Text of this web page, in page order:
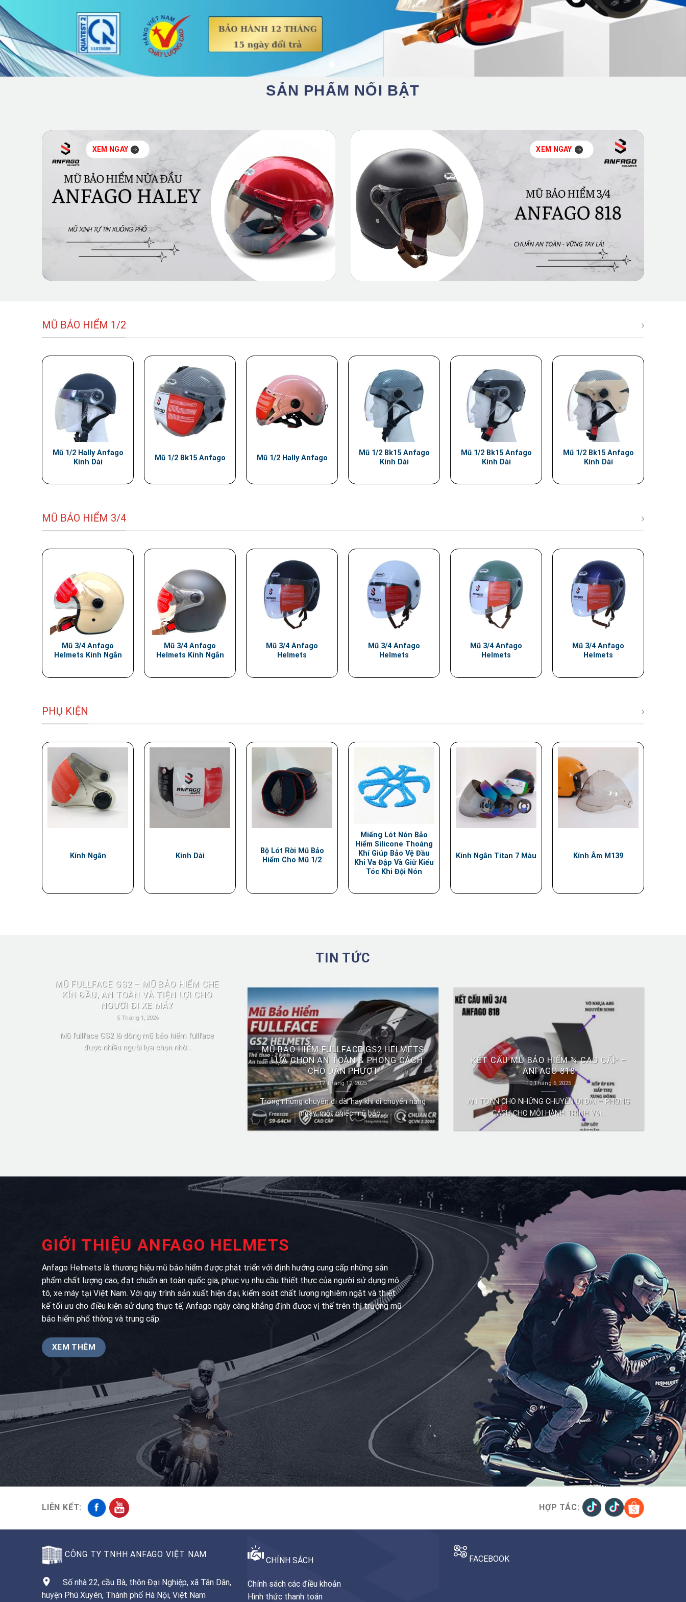
SẢN PHẨM NỔI BẬT
XEM NGAY XEM NGAY
MŨ BẢO HIỂM 1/2
Mũ 1/2 Hally Anfago
Kính Dài
Mũ 1/2 Bk15 Anfago Mũ 1/2 Hally Anfago
Mũ 1/2 Bk15 Anfago
Kính Dài
Mũ 1/2 Bk15 Anfago
Kính Dài
Mũ 1/2 Bk15 Anfago
Kính Dài
MŨ BẢO HIỂM 3/4
Mũ 3/4 Anfago
Helmets Kính Ngắn
Mũ 3/4 Anfago
Helmets Kính Ngắn
Mũ 3/4 Anfago
Helmets
Mũ 3/4 Anfago
Helmets
Mũ 3/4 Anfago
Helmets
Mũ 3/4 Anfago
Helmets
PHỤ KIỆN
Kính Ngắn Kính Dài
Bộ Lót Rời Mũ Bảo
Hiểm Cho Mũ 1/2
Miếng Lót Nón Bảo
Hiểm Silicone Thoáng
Khí Giúp Bảo Vệ Đầu
Khi Va Đập Và Giữ Kiểu
Tóc Khi Đội Nón
Kính Ngắn Titan 7 Màu Kính Âm M139
TIN TỨC
MŨ FULLFACE GS2 – MŨ BẢO HIỂM CHE
KÍN ĐẦU, AN TOÀN VÀ TIỆN LỢI CHO
NGƯỜI ĐI XE MÁY
5 Tháng 1, 2026
Mũ fullface GS2 là dòng mũ bảo hiểm fullface
được nhiều người lựa chọn nhờ...
MŨ BẢO HIỂM FULLFACE GS2 HELMETS
– LỰA CHỌN AN TOÀN & PHONG CÁCH
CHO DÂN PHƯỢT
17 Tháng 12, 2025
Trong những chuyến đi dài hay khi di chuyển hằng
ngày, một chiếc mũ bảo...
KẾT CẤU MŨ BẢO HIỂM ¾ CAO CẤP –
ANFAGO 818
10 Tháng 6, 2025
AN TOÀN CHO NHỮNG CHUYẾN ĐI DÀI – PHONG
CÁCH CHO MỖI HÀNH TRÌNH Với...
GIỚI THIỆU ANFAGO HELMETS
Anfago Helmets là thương hiệu mũ bảo hiểm được phát triển với định hướng cung cấp những sản
phẩm chất lượng cao, đạt chuẩn an toàn quốc gia, phục vụ nhu cầu thiết thực của người sử dụng mô
tô, xe máy tại Việt Nam. Với quy trình sản xuất hiện đại, kiểm soát chất lượng nghiêm ngặt và thiết
kế tối ưu cho điều kiện sử dụng thực tế, Anfago ngày càng khẳng định được vị thế trên thị trường mũ
bảo hiểm phổ thông và trung cấp.
XEM THÊM
LIÊN KẾT: HỢP TÁC:
CÔNG TY TNHH ANFAGO VIỆT NAM
Số nhà 22, cầu Bà, thôn Đại Nghiệp, xã Tân Dân,
huyện Phú Xuyên, Thành phố Hà Nội, Việt Nam
CHÍNH SÁCH
Chính sách các điều khoản
Hình thức thanh toán
FACEBOOK